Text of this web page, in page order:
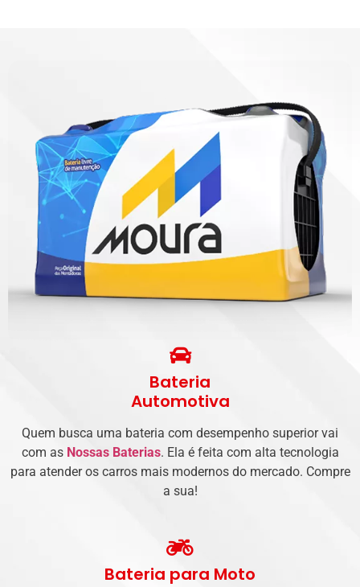
Bateria
Automotiva
Quem busca uma bateria com desempenho superior vai
com as Nossas Baterias. Ela é feita com alta tecnologia
para atender os carros mais modernos do mercado. Compre
a sua!
Bateria para Moto